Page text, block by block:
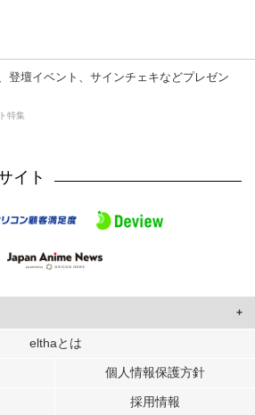
登壇イベント、サインチェキなどプレゼン
特集
イト
して、ユーザーに合わせたコンテンツや広告の
解析の各パートナーに提供しています。
elthaとは
個人情報保護方針
採用情報